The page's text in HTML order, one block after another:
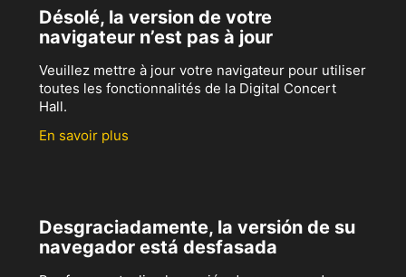
Désolé, la version de votre
navigateur n’est pas à jour
Veuillez mettre à jour votre navigateur pour utiliser
toutes les fonctionnalités de la Digital Concert
Hall.
En savoir plus
Desgraciadamente, la versión de su
navegador está desfasada